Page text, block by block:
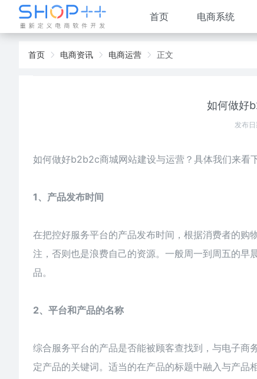
首页 电商系统
首页 电商资讯 电商运营 正文
如何做好
发布
如何做好b2b2c商城网站建设与运营？具体我们来看
1、产品发布时间
在把控好服务平台的产品发布时间，根据消费者的购
注，否则也是浪费自己的资源。一般周一到周五的早
品。
2、平台和产品的名称
综合服务平台的产品是否能被顾客查找到，与电子
定产品的关键词。适当的在产品的标题中融入与产